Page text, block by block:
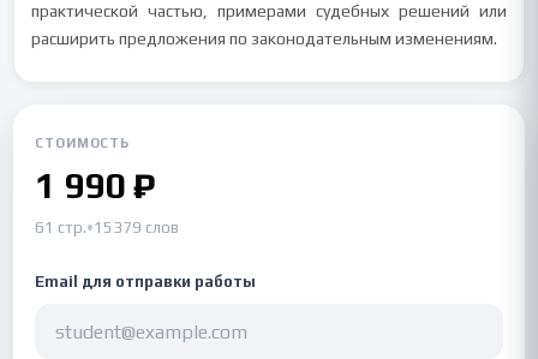
практической частью, примерами судебных решений или
расширить предложения по законодательным изменениям.
СТОИМОСТЬ
1 990 ₽
61 стр.•15379 слов
Email для отправки работы